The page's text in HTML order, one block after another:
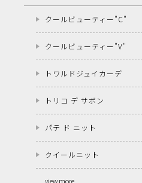
クールビューティー"C"
クールビューティー"V"
トワルドジュイカーデ
トリコ デ サボン
パテ ド ニット
クイールニット
view more